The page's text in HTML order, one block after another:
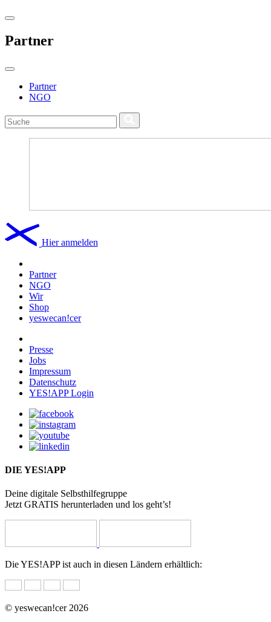
Partner
Partner
NGO
Hier anmelden
Partner
NGO
Wir
Shop
yeswecan!cer
Presse
Jobs
Impressum
Datenschutz
YES!APP Login
DIE YES!APP
Deine digitale Selbsthilfegruppe
Jetzt GRATIS herunterladen und los geht’s!
Die YES!APP ist auch in diesen Ländern erhältlich:
© yeswecan!cer 2026